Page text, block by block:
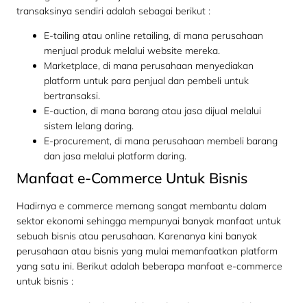
transaksinya sendiri adalah sebagai berikut :
E-tailing atau online retailing, di mana perusahaan
menjual produk melalui website mereka.
Marketplace, di mana perusahaan menyediakan
platform untuk para penjual dan pembeli untuk
bertransaksi.
E-auction, di mana barang atau jasa dijual melalui
sistem lelang daring.
E-procurement, di mana perusahaan membeli barang
dan jasa melalui platform daring.
Manfaat e-Commerce Untuk Bisnis
Hadirnya e commerce memang sangat membantu dalam
sektor ekonomi sehingga mempunyai banyak manfaat untuk
sebuah bisnis atau perusahaan. Karenanya kini banyak
perusahaan atau bisnis yang mulai memanfaatkan platform
yang satu ini. Berikut adalah beberapa manfaat e-commerce
untuk bisnis :